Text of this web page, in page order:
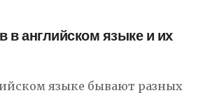
в английском языке и их
языке бывают разных